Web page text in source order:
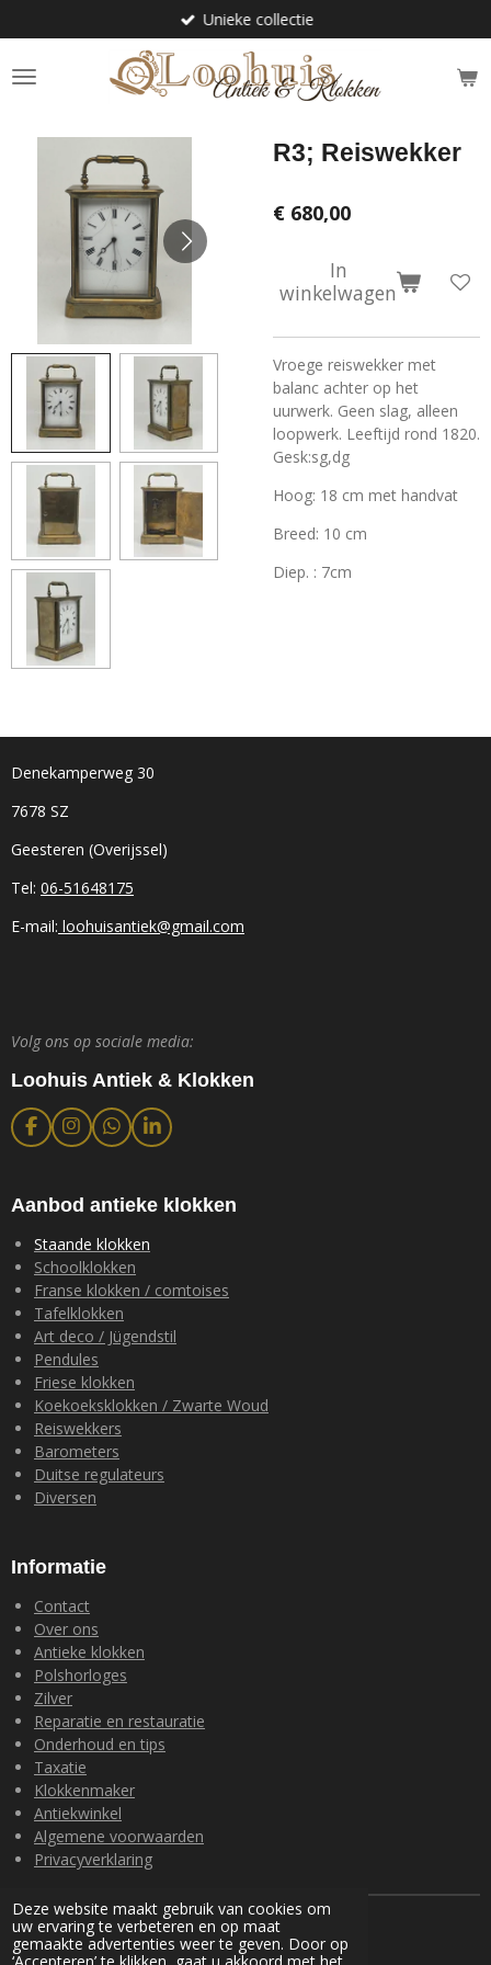
Deze website maakt gebruik van cookies om
uw ervaring te verbeteren en op maat
gemaakte advertenties weer te geven. Door op
direct
naar
de
Unieke collectie
R3; Reiswekker
€ 680,00
In
winkelwagen
Vroege reiswekker met
balanc achter op het
uurwerk. Geen slag, alleen
loopwerk. Leeftijd rond 1820.
Gesk:sg,dg
Hoog: 18 cm met handvat
Breed: 10 cm
Diep. : 7cm
Denekamperweg 30
7678 SZ
Geesteren (Overijssel)
Tel: 06-51648175
E-mail: loohuisantiek@gmail.com
Volg ons op sociale media:
Loohuis Antiek & Klokken
F
a
b
o
k
I
n
a
r
a
m
W
h
s
p
p
L
i
e
Aanbod antieke klokken
Staande klokken
Schoolklokken
Franse klokken / comtoises
Tafelklokken
Art deco / Jügendstil
Pendules
Friese klokken
Koekoeksklokken / Zwarte Woud
Reiswekkers
Barometers
Duitse regulateurs
Diversen
Informatie
Contact
Over ons
Antieke klokken
Polshorloges
Zilver
Reparatie en restauratie
Onderhoud en tips
Taxatie
Klokkenmaker
Antiekwinkel
Algemene voorwaarden
Privacyverklaring
© 2024 Loohuis Antiek en Klokken
Powered byJouwWeb